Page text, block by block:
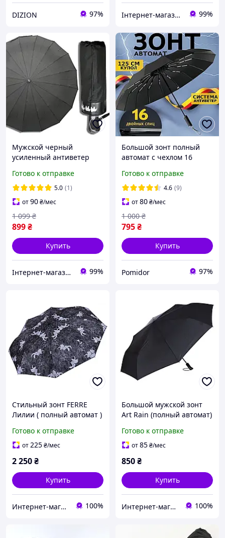
DIZION 97% Інтернет-магазин Real-Market 99%
Мужской черный
усиленный антиветер
слона на 16 карбоновых
спиц
Готово к отправке
5.0 (1)
от90₴/мес
899₴
1 099 ₴
Купить
Інтернет-магазин Real-Market 99%
Большой зонт полный
автомат с чехлом 16
см купол антиветер
система Черный PR
Готово к отправке
4.6 (9)
от80₴/мес
795₴
1 000 ₴
Купить
Pomidor 97%
Стильный зонт FERRE
Лилии ( полный автомат )
Готово к отправке
от225₴/мес
2 250₴
Купить
Интернет-магазин зонтов. Зонты Zest. Зонты Trust. Зонты Doppler. Зонты Pierre Cardin. 100%
Большой мужской зонт
Art Rain (полный автомат)
Готово к отправке
от85₴/мес
850₴
Купить
Интернет-магазин зонтов. Зонты Zest. Зонты Trust. Зонты Doppler. Зонты Pierre Cardin. 100%